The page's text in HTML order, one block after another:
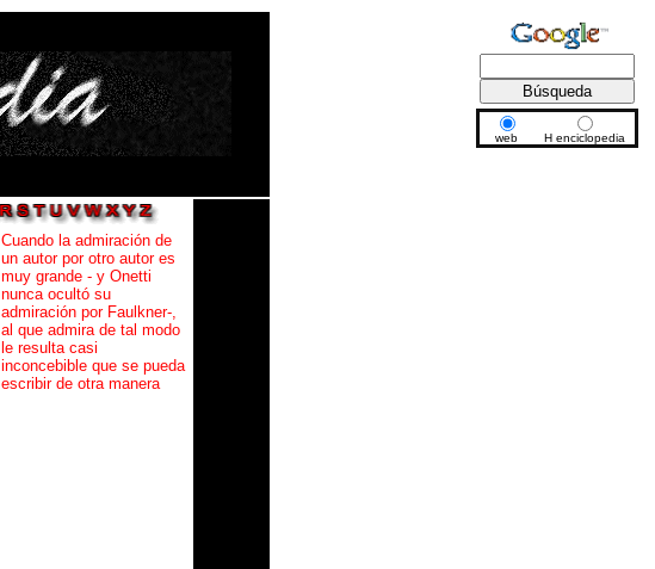
Cuando la admiración de
un autor por otro autor es
muy grande - y Onetti
nunca ocultó su
admiración por Faulkner-,
al que admira de tal modo
le resulta casi
inconcebible que se pueda
escribir de otra manera
web H enciclopedia